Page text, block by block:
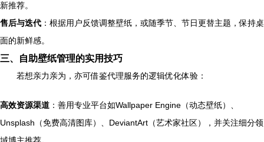
新推荐。
售后与迭代 ：根据用户反馈调整壁纸，或随季节、节日更替主题，保持桌
面的新鲜感。
三、自助壁纸管理的实用技巧
若想亲力亲为，亦可借鉴代理服务的逻辑优化体验：
高效资源渠道 ：善用专业平台如Wallpaper Engine（动态壁纸）、
Unsplash（免费高清图库）、DeviantArt（艺术家社区），并关注细分领